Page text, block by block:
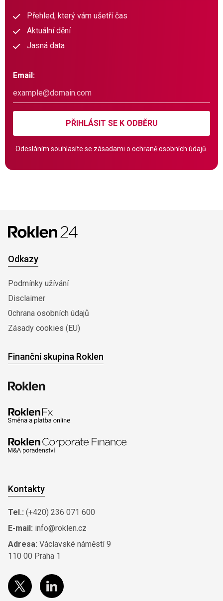
Přehled, který vám ušetří čas
Aktuální dění
Jasná data
Email:
PŘIHLÁSIT SE K ODBĚRU
Odesláním souhlasíte se zásadami o ochraně osobních údajů.
Odkazy
Podmínky užívání
Disclaimer
0chrana osobních údajů
Zásady cookies (EU)
Finanční skupina Roklen
Kontakty
Tel.: (+420) 236 071 600
E-mail: info@roklen.cz
Adresa: Václavské náměstí 9
110 00 Praha 1